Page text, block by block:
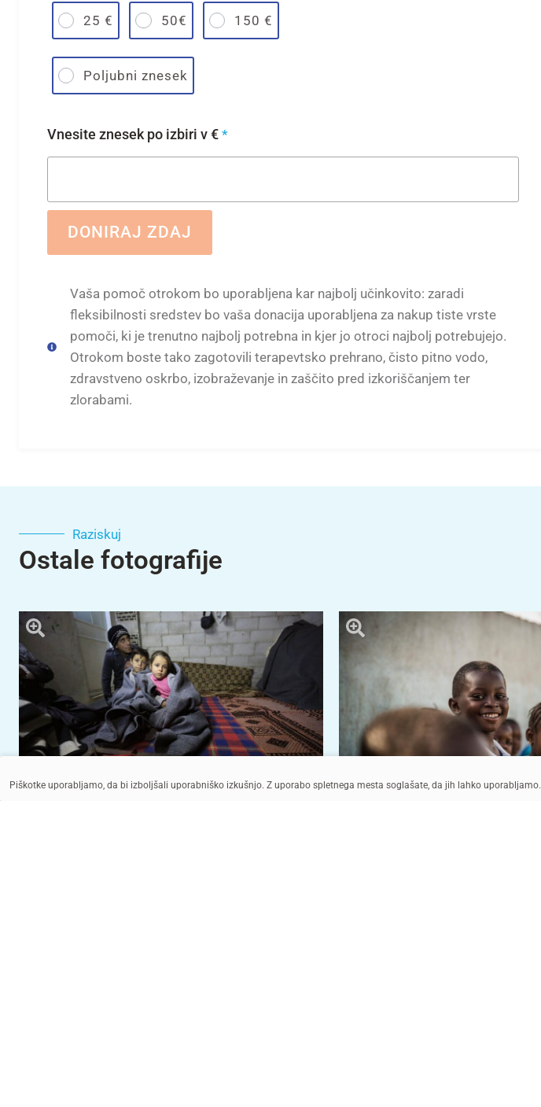
25 € 50€ 150 €
Poljubni znesek
Vnesite znesek po izbiri v € *
DONIRAJ ZDAJ
Vaša pomoč otrokom bo uporabljena kar najbolj učinkovito: zaradi
fleksibilnosti sredstev bo vaša donacija uporabljena za nakup tiste vrste
pomoči, ki je trenutno najbolj potrebna in kjer jo otroci najbolj potrebujejo.
Otrokom boste tako zagotovili terapevtsko prehrano, čisto pitno vodo,
zdravstveno oskrbo, izobraževanje in zaščito pred izkoriščanjem ter
zlorabami.
Raziskuj
Ostale fotografije
Piškotke uporabljamo, da bi izboljšali uporabniško izkušnjo. Z uporabo spletnega mesta soglašate, da jih lahko uporabljamo.